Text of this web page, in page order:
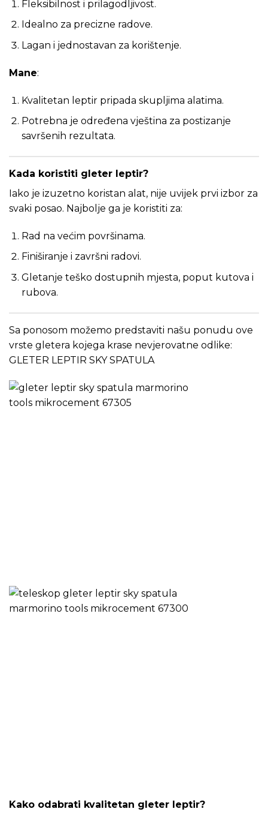
Fleksibilnost i prilagodljivost.
Idealno za precizne radove.
Lagan i jednostavan za korištenje.
Mane:
Kvalitetan leptir pripada skupljima alatima.
Potrebna je određena vještina za postizanje
savršenih rezultata.
Kada koristiti gleter leptir?
Iako je izuzetno koristan alat, nije uvijek prvi izbor za
svaki posao. Najbolje ga je koristiti za:
Rad na većim površinama.
Finiširanje i završni radovi.
Gletanje teško dostupnih mjesta, poput kutova i
rubova.
Sa ponosom možemo predstaviti našu ponudu ove
vrste gletera kojega krase nevjerovatne odlike:
GLETER LEPTIR SKY SPATULA
Kako odabrati kvalitetan gleter leptir?